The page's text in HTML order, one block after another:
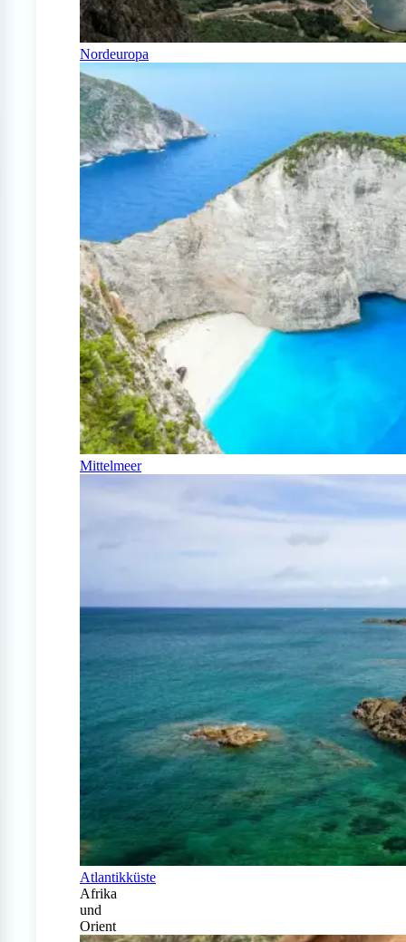
Nordeuropa
Mittelmeer
Atlantikküste
Afrika
und
Orient